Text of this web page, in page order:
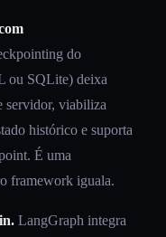
do
ou SQLite) deixa
servidor, viabiliza
histórico e suporta
É uma
framework iguala.
LangGraph integra